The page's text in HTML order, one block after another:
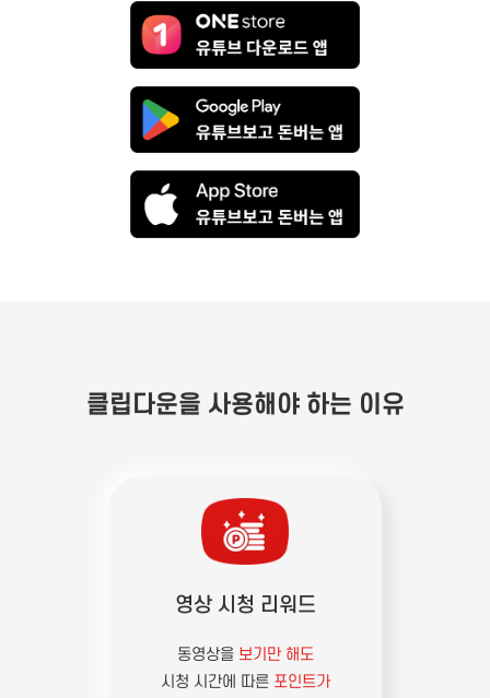
클립다운을 사용해야 하는 이유
영상 시청 리워드
동영상을 보기만 해도
시청 시간에 따른 포인트가